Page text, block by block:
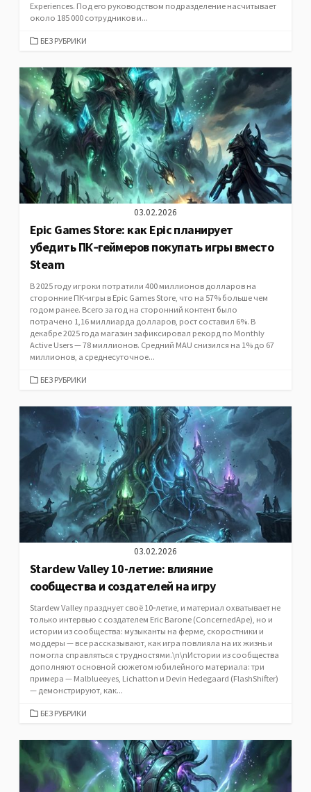
Experiences. Под его руководством подразделение насчитывает
около 185 000 сотрудников и...
CATEGORIES
БЕЗ РУБРИКИ
03.02.2026
Epic Games Store: как Epic планирует
убедить ПК‑геймеров покупать игры вместо
Steam
В 2025 году игроки потратили 400 миллионов долларов на
сторонние ПК‑игры в Epic Games Store, что на 57% больше чем
годом ранее. Всего за год на сторонний контент было
потрачено 1,16 миллиарда долларов, рост составил 6%. В
декабре 2025 года магазин зафиксировал рекорд по Monthly
Active Users — 78 миллионов. Средний MAU снизился на 1% до 67
миллионов, а среднесуточное...
CATEGORIES
БЕЗ РУБРИКИ
03.02.2026
Stardew Valley 10-летие: влияние
сообщества и создателей на игру
Stardew Valley празднует своё 10‑летие, и материал охватывает не
только интервью с создателем Eric Barone (ConcernedApe), но и
истории из сообщества: музыканты на ферме, скоростники и
моддеры — все рассказывают, как игра повлияла на их жизнь и
помогла справляться с трудностями.\n\nИстории из сообщества
дополняют основной сюжетом юбилейного материала: три
примера — Malblueeyes, Lichatton и Devin Hedegaard (FlashShifter)
— демонстрируют, как...
CATEGORIES
БЕЗ РУБРИКИ